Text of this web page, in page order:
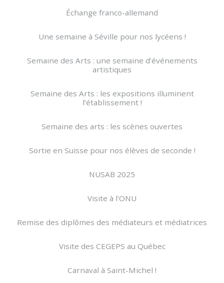
Échange franco-allemand
Une semaine à Séville pour nos lycéens !
Semaine des Arts : une semaine d’événements
artistiques
Semaine des Arts : les expositions illuminent
l’établissement !
Semaine des arts : les scènes ouvertes
Sortie en Suisse pour nos élèves de seconde !
NUSAB 2025
Visite à l'ONU
Remise des diplômes des médiateurs et médiatrices
Visite des CEGEPS au Québec
Carnaval à Saint-Michel !